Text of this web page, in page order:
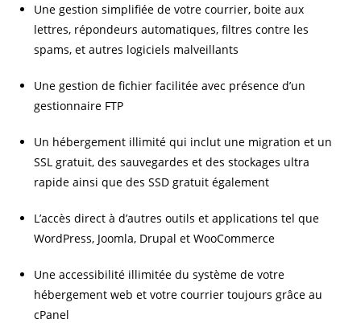
Une gestion simplifiée de votre courrier, boite aux
lettres, répondeurs automatiques, filtres contre les
spams, et autres logiciels malveillants
Une gestion de fichier facilitée avec présence d’un
gestionnaire FTP
Un hébergement illimité qui inclut une migration et un
SSL gratuit, des sauvegardes et des stockages ultra
rapide ainsi que des SSD gratuit également
L’accès direct à d’autres outils et applications tel que
WordPress, Joomla, Drupal et WooCommerce
Une accessibilité illimitée du système de votre
hébergement web et votre courrier toujours grâce au
cPanel